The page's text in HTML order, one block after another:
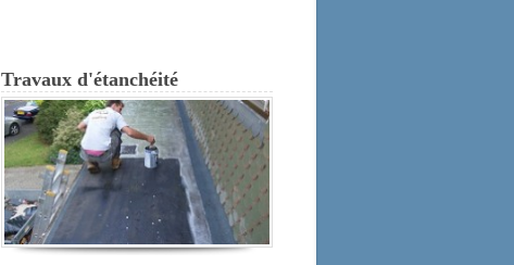
Travaux d'étanchéité